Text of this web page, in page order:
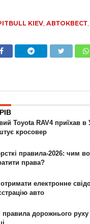
KIEV, АВТОКВЕСТ,